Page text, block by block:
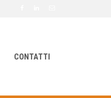
CONTATTI